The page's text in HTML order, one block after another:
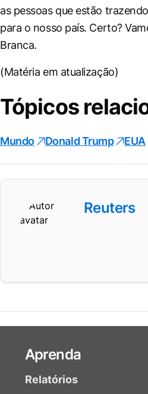
as pessoas que estão
para o nosso país. Certo?
Branca.
(Matéria em atualização)
Tópicos
Mundo Donald Trump EUA
Reuters
Aprenda
Relatórios